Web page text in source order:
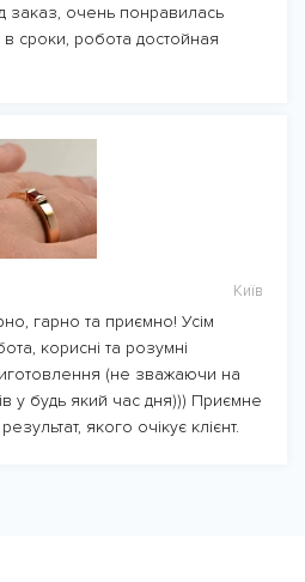
заказ, очень понравилась
сроки, робота достойная
Київ
гарно та приємно! Усім
корисні та розумні
(не зважаючи на
у будь який час дня))) Приємне
якого очікує клієнт.